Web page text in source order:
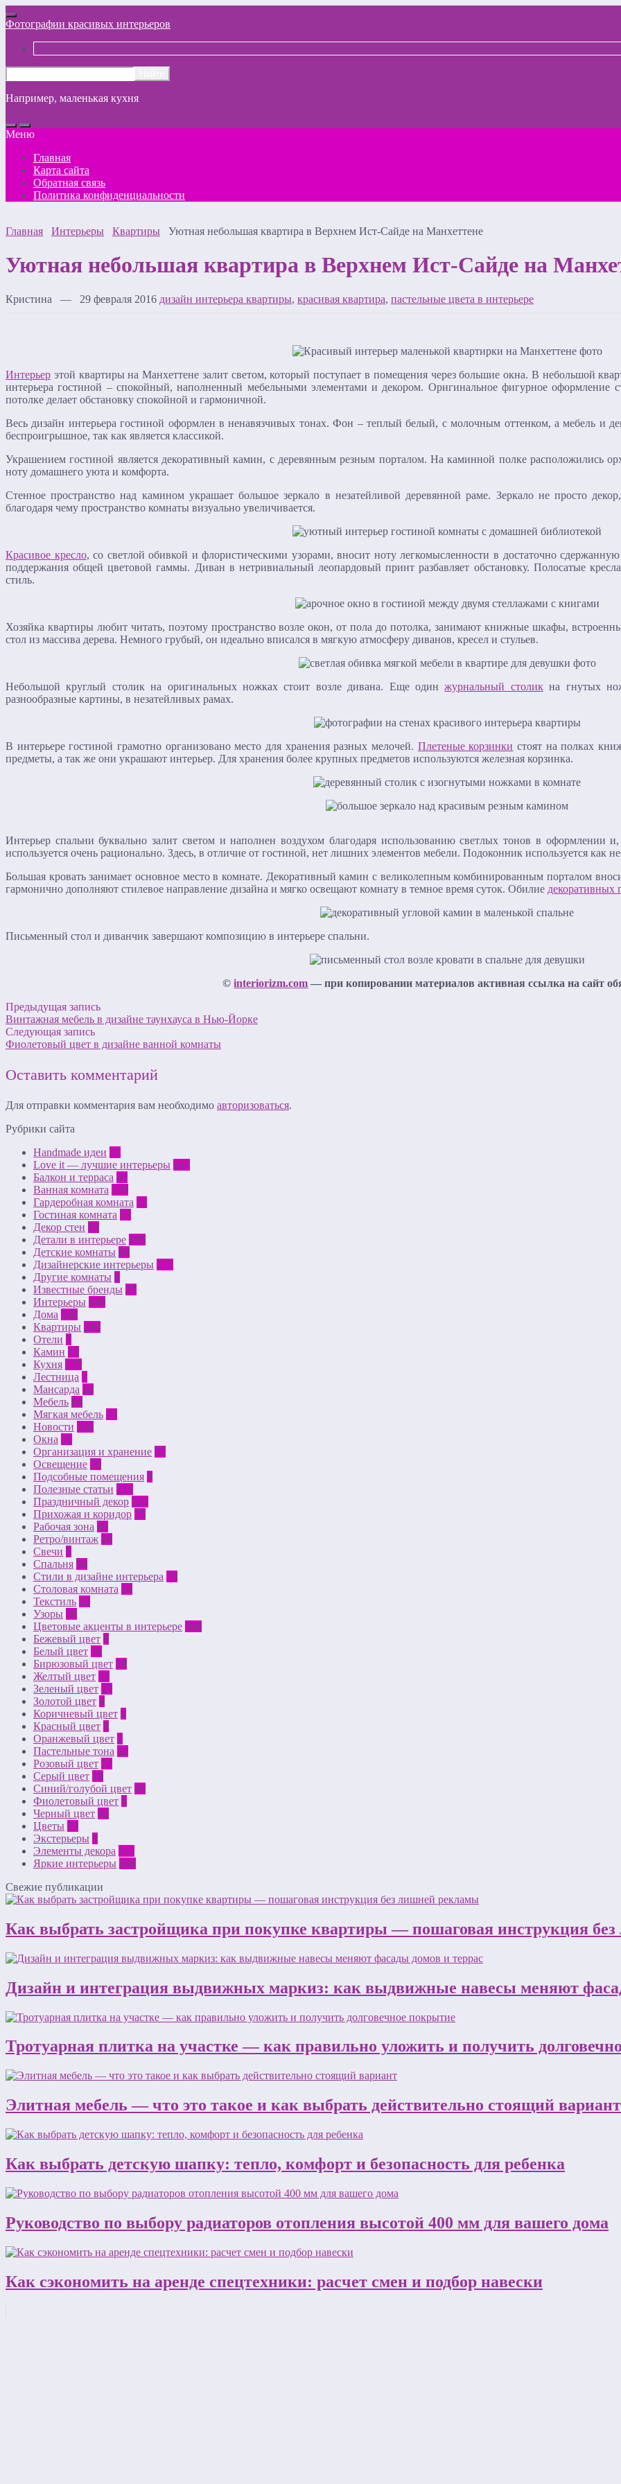
Фотографии красивых интерьеров
Например, маленькая кухня
Меню
Главная
Карта сайта
Обратная связь
Политика конфиденциальности
Главная Интерьеры Квартиры Уютная небольшая квартира в Верхнем Ист-Сайде на Манхеттене
Уютная небольшая квартира в Верхнем Ист-Сайде на
Кристина — 29 февраля 2016 дизайн интерьера квартиры, красивая квартира, пастельные цвета в интерьере
Интерьер этой квартиры на Манхеттене залит светом, который поступает в помещения через большие окна. В небольшой
интерьера гостиной – спокойный, наполненный мебельными элементами и декором. Оригинальное фигурное оформление
потолке делает обстановку спокойной и гармоничной.
Весь дизайн интерьера гостиной оформлен в ненавязчивых тонах. Фон – теплый белый, с молочным оттенком, а мебель и
беспроигрышное, так как является классикой.
Украшением гостиной является декоративный камин, с деревянным резным порталом. На каминной полке расположились
ноту домашнего уюта и комфорта.
Стенное пространство над камином украшает большое зеркало в незатейливой деревянной раме. Зеркало не просто
благодаря чему пространство комнаты визуально увеличивается.
Красивое кресло, со светлой обивкой и флористическими узорами, вносит ноту легкомысленности в достаточно
поддержания общей цветовой гаммы. Диван в нетривиальный леопардовый принт разбавляет обстановку. Полосатые
стиль.
Хозяйка квартиры любит читать, поэтому пространство возле окон, от пола до потолка, занимают книжные шкафы,
стол из массива дерева. Немного грубый, он идеально вписался в мягкую атмосферу диванов, кресел и стульев.
Небольшой круглый столик на оригинальных ножках стоит возле дивана. Еще одинжурнальный столикна гнутых
разнообразные картины, в незатейливых рамах.
В интерьере гостиной грамотно организовано место для хранения разных мелочей. Плетеные корзинки стоят на полках
предметы, а так же они украшают интерьер. Для хранения более крупных предметов используются железная корзинка.
Интерьер спальни буквально залит светом и наполнен воздухом благодаря использованию светлых тонов в
используется очень рационально. Здесь, в отличие от гостиной, нет лишних элементов мебели. Подоконник используется как
Большая кровать занимает основное место в комнате. Декоративный камин с великолепным комбинированным порталом
гармонично дополняют стилевое направление дизайна и мягко освещают комнату в темное время суток. Обилие декоративных
Письменный стол и диванчик завершают композицию в интерьере спальни.
©interiorizm.com — при копировании материалов активная ссылка на сайт
Предыдущая запись
Винтажная мебель в дизайне таунхауса в Нью-Йорке
Следующая запись
Фиолетовый цвет в дизайне ванной комнаты
Оставить комментарий
Для отправки комментария вам необходимо авторизоваться.
Рубрики сайта
Handmade идеи 31
Love it — лучшие интерьеры 167
Балкон и терраса 47
Ванная комната 130
Гардеробная комната 11
Гостиная комната 57
Декор стен 93
Детали в интерьере 105
Детские комнаты 80
Дизайнерские интерьеры 277
Другие комнаты 9
Известные бренды 37
Интерьеры 649
Дома 340
Квартиры 289
Отели 7
Камин 15
Кухня 135
Лестница 7
Мансарда 10
Мебель 94
Мягкая мебель 23
Новости 168
Окна 31
Организация и хранение 52
Освещение 20
Подсобные помещения 9
Полезные статьи 215
Праздничный декор 125
Прихожая и коридор 15
Рабочая зона 49
Ретро/винтаж 28
Свечи 5
Спальня 94
Стили в дизайне интерьера 79
Столовая комната 14
Текстиль 32
Узоры 28
Цветовые акценты в интерьере 308
Бежевый цвет 8
Белый цвет 70
Бирюзовый цвет 18
Желтый цвет 12
Зеленый цвет 23
Золотой цвет 4
Коричневый цвет 9
Красный цвет 9
Оранжевый цвет 2
Пастельные тона 32
Розовый цвет 17
Серый цвет 18
Синий/голубой цвет 46
Фиолетовый цвет 5
Черный цвет 42
Цветы 23
Экстерьеры 9
Элементы декора 115
Яркие интерьеры 108
Свежие публикации
Как выбрать застройщика при покупке квартиры — пошаговая инструкция
Дизайн и интеграция выдвижных маркиз: как выдвижные навесы меняют
Тротуарная плитка на участке — как правильно уложить и получить
Элитная мебель — что это такое и как выбрать действительно стоящий вариант
Как выбрать детскую шапку: тепло, комфорт и безопасность для ребенка
Руководство по выбору радиаторов отопления высотой 400 мм для вашего дома
Как сэкономить на аренде спецтехники: расчет смен и подбор навески